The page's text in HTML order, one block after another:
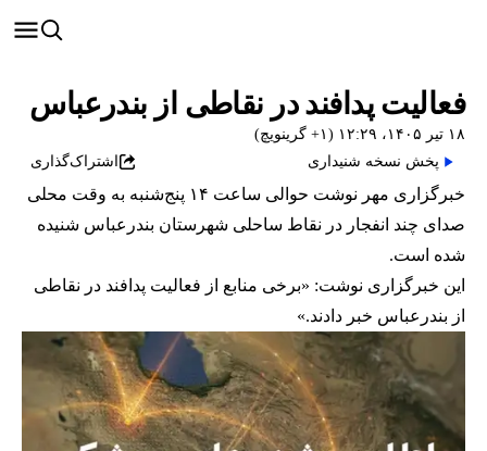
فعالیت پدافند در نقاطی از بندرعباس
۱۸ تیر ۱۴۰۵، ۱۲:۲۹ (‎+۱ گرینویچ)
پخش نسخه شنیداری
اشتراک‌گذاری
خبرگزاری مهر نوشت حوالی ساعت ۱۴ پنج‌شنبه به وقت محلی
صدای چند انفجار در نقاط ساحلی شهرستان بندرعباس شنیده
شده است.
این خبرگزاری نوشت: «برخی منابع از فعالیت پدافند در نقاطی
از بندرعباس خبر دادند.»